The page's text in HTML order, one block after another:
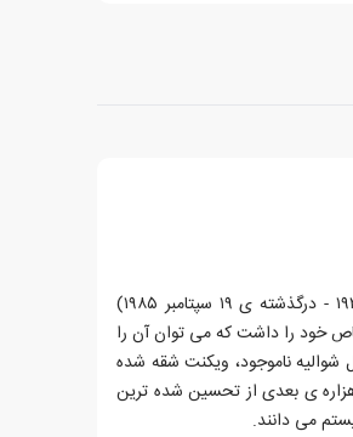
ایتالو کالوینو (به ایتالیایی: Italo Calvino) (زاده ی ۱۵ اکتبر ۱۹۲۳ - درگذشته ی ۱۹ سپتامبر ۱۹۸۵)
خود را داشت که می توان آن را
ناموجود، ویکنت شقه شده
ی بعدی از تحسین شده ترین
می دانند.